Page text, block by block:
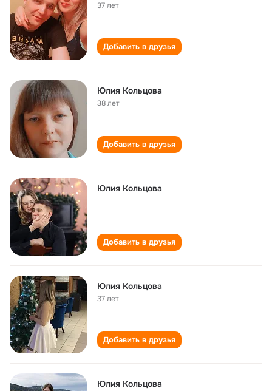
37 лет
Добавить в друзья
Юлия Кольцова
38 лет
Добавить в друзья
Юлия Кольцова
Добавить в друзья
Юлия Кольцова
37 лет
Добавить в друзья
Юлия Кольцова